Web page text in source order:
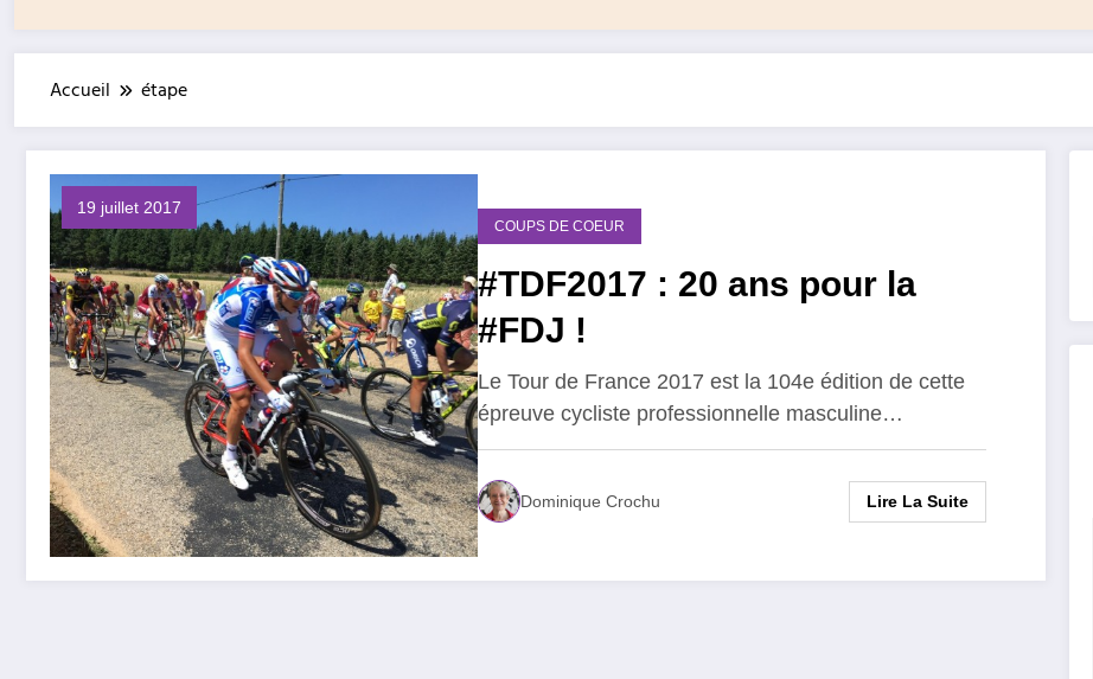
Accueil étape
19 juillet 2017
COUPS DE COEUR
#TDF2017 : 20 ans pour la
#FDJ !
Le Tour de France 2017 est la 104e édition de cette
épreuve cycliste professionnelle masculine…
Dominique Crochu Lire La Suite